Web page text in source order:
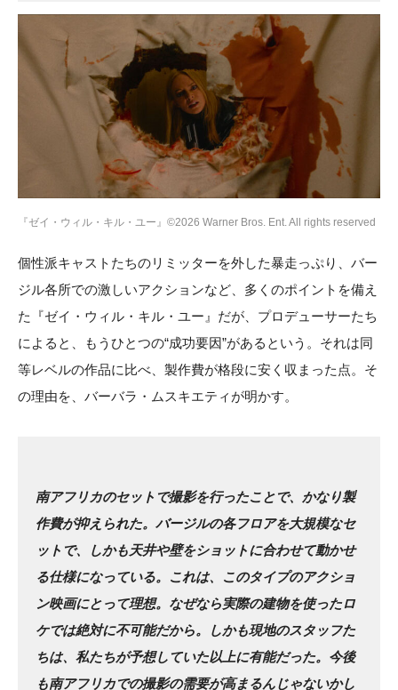
『ゼイ・ウィル・キル・ユー』©2026 Warner Bros. Ent. All rights reserved
個性派キャストたちのリミッターを外した暴走っぷり、バー
ジル各所での激しいアクションなど、多くのポイントを備え
た『ゼイ・ウィル・キル・ユー』だが、プロデューサーたち
によると、もうひとつの“成功要因”があるという。それは同
等レベルの作品に比べ、製作費が格段に安く収まった点。そ
の理由を、バーバラ・ムスキエティが明かす。
南アフリカのセットで撮影を行ったことで、かなり製
作費が抑えられた。バージルの各フロアを大規模なセ
ットで、しかも天井や壁をショットに合わせて動かせ
る仕様になっている。これは、このタイプのアクショ
ン映画にとって理想。なぜなら実際の建物を使ったロ
ケでは絶対に不可能だから。しかも現地のスタッフた
ちは、私たちが予想していた以上に有能だった。今後
も南アフリカでの撮影の需要が高まるんじゃないかし